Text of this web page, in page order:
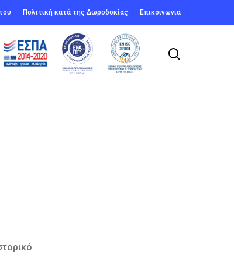
Πολιτική κατά της Δωροδοκίας Επικοινωνία